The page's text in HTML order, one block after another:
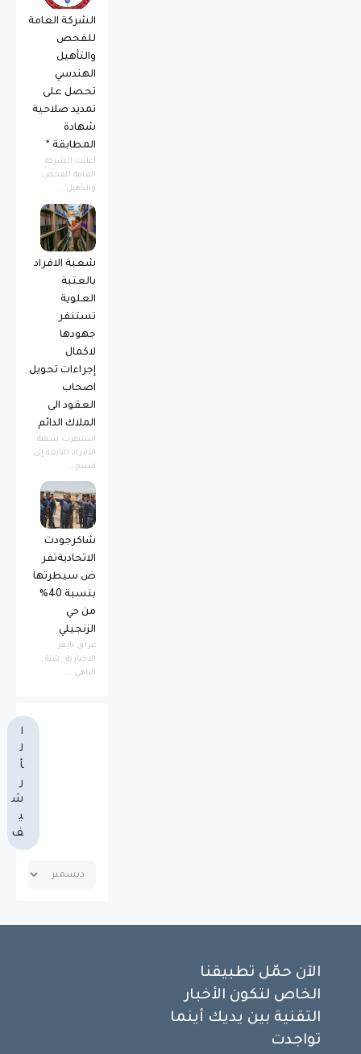
الشركة العامة
للفحص
والتأهيل
الهندسي
تحصل على
تمديد صلاحية
شهادة
المطابقة *
أعلنت الشركة
العامة للفحص
والتأهيل...
شعبة الافراد
بالعتبة
العلوية
تستنفر
جهودها
لاكمال
إجراءات تحويل
اصحاب
العقود الى
الملاك الدائم
استنفرت شعبة
الأفراد التابعة إلى
قسم...
شاكرجودت
الاتحاديةتفر
ض سيطرتها
بنسبة 40%
من حي
الزنجيلي
عراق تايمز
الاخبارية _بثينة
الناهي ...
ا
ل
أ
ر
ش
ي
ف
الآن حمّل تطبيقنا
الخاص لتكون الأخبار
التقنية بين يديك أينما
تواجدت